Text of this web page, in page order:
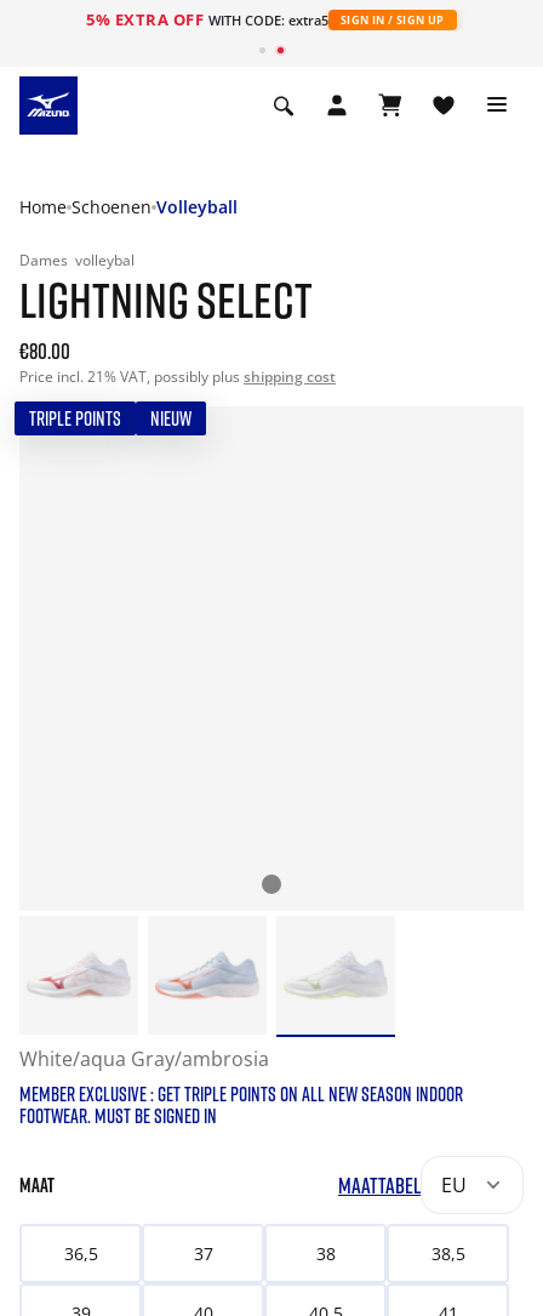
5% EXTRA OFF WITH CODE: extra5 SIGN IN / SIGN UP
Home Schoenen Volleyball
Dames volleybal
LIGHTNING SELECT
€80.00
Price incl. 21% VAT, possibly plus shipping cost
TRIPLE POINTS NIEUW
White/aqua Gray/ambrosia
MEMBER EXCLUSIVE : GET TRIPLE POINTS ON ALL NEW SEASON INDOOR
FOOTWEAR. MUST BE SIGNED IN
MAAT MAATTABEL EU
36,5 37 38 38,5